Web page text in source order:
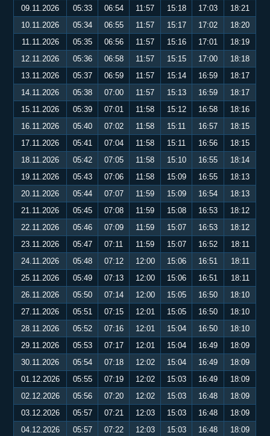
09.11.2026
05:33 06:54 11:57 15:18 17:03
18:21
10.11.2026
05:34 06:55 11:57 15:17 17:02
18:20
11.11.2026
05:35 06:56 11:57 15:16 17:01
18:19
12.11.2026
05:36 06:58 11:57 15:15 17:00
18:18
13.11.2026
05:37 06:59 11:57 15:14 16:59
18:17
14.11.2026
05:38 07:00 11:57 15:13 16:59
18:17
15.11.2026
05:39 07:01 11:58 15:12 16:58
18:16
16.11.2026
05:40 07:02 11:58 15:11 16:57
18:15
17.11.2026
05:41 07:04 11:58 15:11 16:56
18:15
18.11.2026
05:42 07:05 11:58 15:10 16:55
18:14
19.11.2026
05:43 07:06 11:58 15:09 16:55
18:13
20.11.2026
05:44 07:07 11:59 15:09 16:54
18:13
21.11.2026
05:45 07:08 11:59 15:08 16:53
18:12
22.11.2026
05:46 07:09 11:59 15:07 16:53
18:12
23.11.2026
05:47 07:11 11:59 15:07 16:52
18:11
24.11.2026
05:48 07:12 12:00 15:06 16:51
18:11
25.11.2026
05:49 07:13 12:00 15:06 16:51
18:11
26.11.2026
05:50 07:14 12:00 15:05 16:50
18:10
27.11.2026
05:51 07:15 12:01 15:05 16:50
18:10
28.11.2026
05:52 07:16 12:01 15:04 16:50
18:10
29.11.2026
05:53 07:17 12:01 15:04 16:49
18:09
30.11.2026
05:54 07:18 12:02 15:04 16:49
18:09
01.12.2026
05:55 07:19 12:02 15:03 16:49
18:09
02.12.2026
05:56 07:20 12:02 15:03 16:48
18:09
03.12.2026
05:57 07:21 12:03 15:03 16:48
18:09
04.12.2026
05:57 07:22 12:03 15:03 16:48 18:09